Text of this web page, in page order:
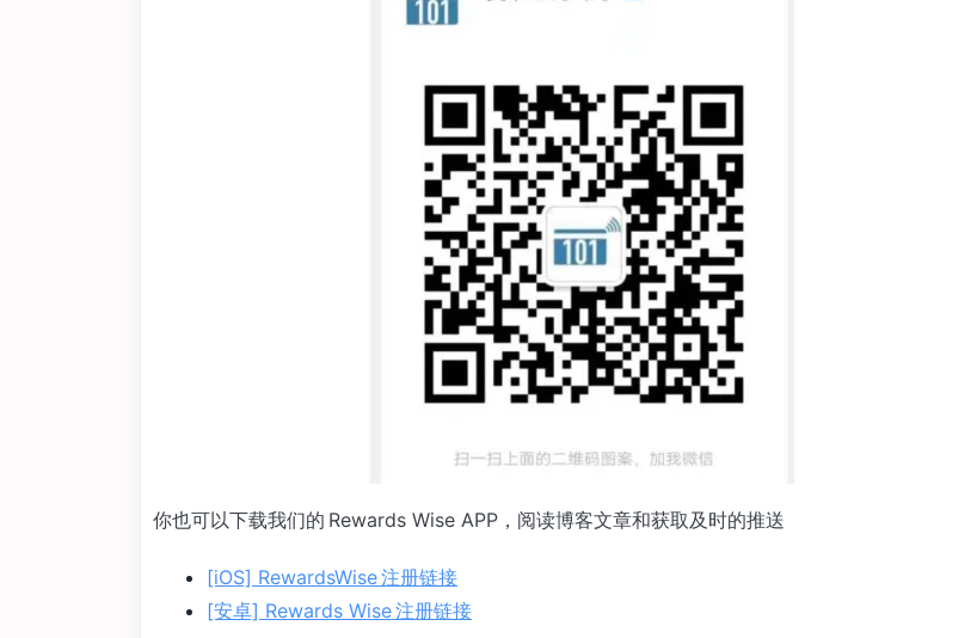
你也可以下载我们的 Rewards Wise APP，阅读博客文章和获取及时的推送
[iOS] RewardsWise 注册链接
[安卓] Rewards Wise 注册链接